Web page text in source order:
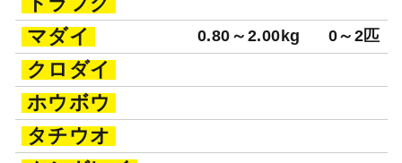
マダイ
0.80～2.00kg 0～2匹
クロダイ
ホウボウ
タチウオ